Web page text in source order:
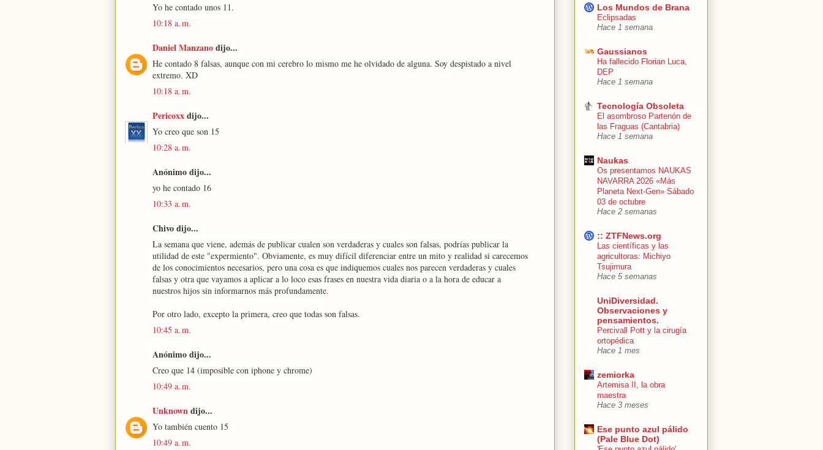
Yo he contado unos 11.
10:18 a. m.
Daniel Manzanodijo...
He contado 8 falsas, aunque con mi cerebro lo mismo me he olvidado de alguna. Soy despistado a nivel
extremo. XD
10:18 a. m.
Pericoxxdijo...
Yo creo que son 15
10:28 a. m.
Anónimo dijo...
yo he contado 16
10:33 a. m.
Chivo dijo...
La semana que viene, además de publicar cualen son verdaderas y cuales son falsas, podrías publicar la
utilidad de este "expermiento". Obviamente, es muy difícil diferenciar entre un mito y realidad si carecemos
de los conocimientos necesarios, pero una cosa es que indiquemos cuales nos parecen verdaderas y cuales
falsas y otra que vayamos a aplicar a lo loco esas frases en nuestra vida diaria o a la hora de educar a
nuestros hijos sin informarnos más profundamente.
Por otro lado, excepto la primera, creo que todas son falsas.
10:45 a. m.
Anónimo dijo...
Creo que 14 (imposible con iphone y chrome)
10:49 a. m.
Unknowndijo...
Yo también cuento 15
10:49 a. m.
Los Mundos de Brana
Eclipsadas
Hace 1 semana
Gaussianos
Ha fallecido Florian Luca,
DEP
Hace 1 semana
Tecnología Obsoleta
El asombroso Partenón de
las Fraguas (Cantabria)
Hace 1 semana
Naukas
Os presentamos NAUKAS
NAVARRA 2026 «Más
Planeta Next-Gen» Sábado
03 de octubre
Hace 2 semanas
:: ZTFNews.org
Las científicas y las
agricultoras: Michiyo
Tsujimura
Hace 5 semanas
UniDiversidad.
Observaciones y
pensamientos.
Percivall Pott y la cirugía
ortopédica
Hace 1 mes
zemiorka
Artemisa II, la obra
maestra
Hace 3 meses
Ese punto azul pálido
(Pale Blue Dot)